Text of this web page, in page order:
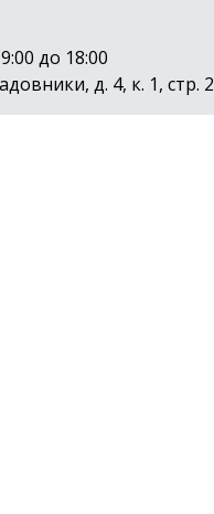
до 18:00
д. 4, к. 1, стр. 2